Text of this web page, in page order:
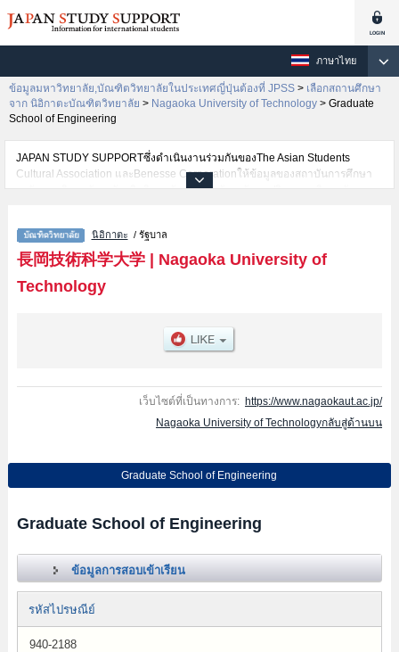
ภาษาไทย
ข้อมูลมหาวิทยาลัย,บัณฑิตวิทยาลัยในประเทศญี่ปุ่นต้องที่ JPSS > เลือกสถานศึกษา
จาก นิอิกาตะบัณฑิตวิทยาลัย > Nagaoka University of Technology > Graduate
School of Engineering
JAPAN STUDY SUPPORTซึ่งดำเนินงานร่วมกันของThe Asian Students
Cultural Association และBenesse Corporationให้ข้อมูลของสถาบันการศึกษา
ระดับมหาวิทยาลัย・บัณฑิตวิทยาลัย・วิทยาลัยระดับอนุปริญญา・วิทยาลัย
สำหรับนักศึกษาต่างชาติเช่นGraduate School of Engineering เป็นต้น,ข้อมูล
ของแต่ละสาขาวิจัย,ข้อมูลการสอบคัดเลือกเข้าศึกษาเช่นจำนวนคนที่รับสมัครหรือ
จำนวนคนที่ผ่านการสอบคัดเลือกเป็นต้น,แนะนำสถานที่,การเดินทางเป็นต้นไว้
ด้วยดังนั้นขอเชิญใช้บริการค้นหาข้อมูลตามอัธยาศัย
นิอิกาตะ / รัฐบาล
長岡技術科学大学| Nagaoka University of
Technology
เว็บไซต์ที่เป็นทางการ: https://www.nagaokaut.ac.jp/
Nagaoka University of Technologyกลับสู่ด้านบน
Graduate School of Engineering
Graduate School of Engineering
ข้อมูลการสอบเข้าเรียน
รหัสไปรษณีย์
940-2188